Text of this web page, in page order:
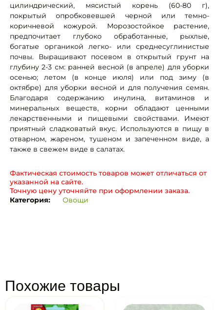
цилиндрический, мясистый корень (60-80 г),
покрытый опробковевшей черной или темно-
коричневой кожурой. Морозостойкое растение,
предпочитает глубоко обработанные, рыхлые,
богатые органикой легко- или среднесуглинистые
почвы. Выращивают посевом в открытый грунт на
глубину 2-3 см: ранней весной (в апреле) для уборки
осенью; летом (в конце июля) или под зиму (в
октябре) для уборки весной и для получения семян.
Благодаря содержанию инулина, витаминов и
минеральных веществ, корни обладают ценными
лекарственными и пищевыми свойствами. Имеют
приятный сладковатый вкус. Используются в пищу в
отварном, жареном, тушеном и запеченном виде, а
также в свежем виде в салатах.
Фактическая стоимость товаров может отличаться от
указанной на сайте.
Точную цену уточняйте при оформлении заказа.
Категория:
Овощи
Похожие товары